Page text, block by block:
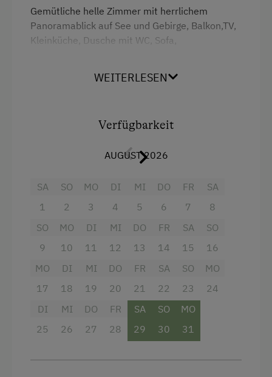
Familienfreundliche Unterkünfte
Kulinarik zum Miterleben / In der Hofküche
Gemütliche helle Zimmer mit herrlichem
Panoramablick auf See und Gebirge, Balkon,TV,
Kleinküche, Dusche mit WC, Sofa,
"Gänseblümchen" mit Dachschräge
Fernseher
Heizung
Kaffeemaschine
Haarföhn
WEITERLESEN
Verfügbarkeit
AUGUST 2026
SA
1
SO
2
MO
3
DI
4
MI
5
DO
6
FR
7
SA
8
SO
9
MO
10
DI
11
MI
12
DO
13
FR
14
SA
15
SO
16
MO
17
DI
18
MI
19
DO
20
FR
21
SA
22
SO
23
MO
24
DI
25
MI
26
DO
27
FR
28
SA
29
SO
30
MO
31